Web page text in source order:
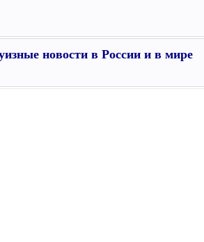
новости в России и в мире